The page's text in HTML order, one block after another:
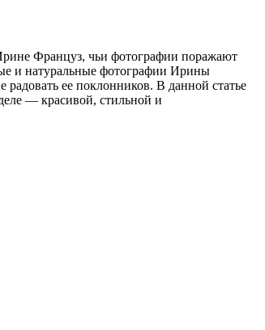
Француз, чьи фотографии поражают
и натуральные фотографии Ирины
ее поклонников. В данной статье
— красивой, стильной и